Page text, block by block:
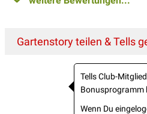
Gartenstory teilen & Tells
Tells Club-
Bonusprogramm
Wenn Du